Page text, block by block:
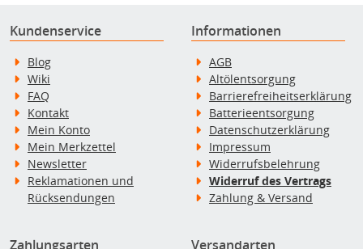
Kundenservice
Blog
Wiki
FAQ
Kontakt
Mein Konto
Mein Merkzettel
Newsletter
Reklamationen und
Rücksendungen
Informationen
AGB
Altölentsorgung
Barrierefreiheitserklärung
Batterieentsorgung
Datenschutzerklärung
Impressum
Widerrufsbelehrung
Widerruf des Vertrags
Zahlung & Versand
Zahlungsarten Versandarten